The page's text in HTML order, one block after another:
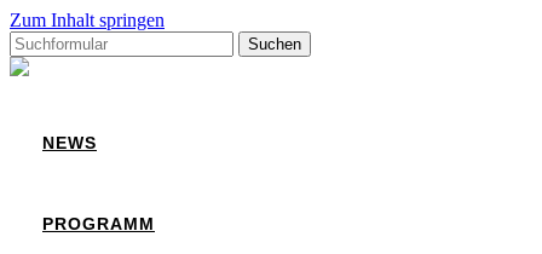
Zum Inhalt springen
Suchen
nach:
Sulzbach
NEWS
PROGRAMM